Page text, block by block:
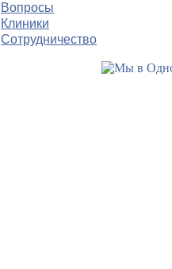
Вопросы
Клиники
Сотрудничество